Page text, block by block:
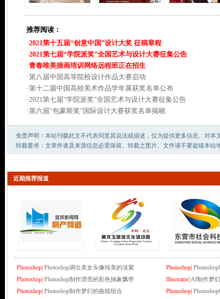
推荐阅读：
·2021第十五届“创意中国”设计大奖 征稿章程
·2021第七届“学院派奖”全国艺术与设计大赛征集公告
·青春唯美插画培训网络远程班正在招生
·第八届中国高等院校设计作品大赛启动
·第十二届中国高校美术作品学年展获奖名单公布
·2021第七届“学院派奖”全国艺术与设计大赛征集公告
·第六届“包豪斯奖”国际设计大赛获奖名单揭晓
免责声明：本站刊载此文不代表同意其说法或描述，仅为提供更多信息。对本
转载要求：文章作者及来源信息必需保留。转载之图片、文件请不要盗链本站
近期推荐报道
Photoshop| Photoshop调出美女头像纯美的淡紫 Photoshop|
Photoshop| Photoshop制作漂亮的彩色抽象飘带 Illustrator| AI制作梦
Photoshop| Photoshop制作梦幻的曲线组合 Photoshop|